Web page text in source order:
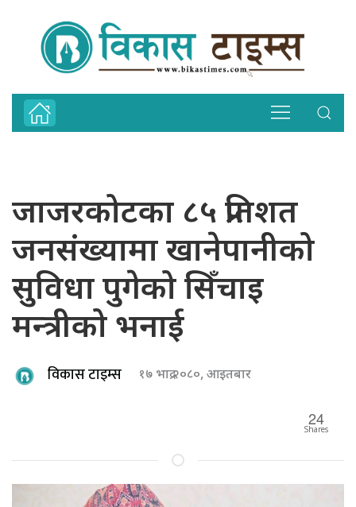
जाजरकोटका ८५ प्रतिशत
जनसंख्यामा खानेपानीको
सुविधा पुगेको सिँचाइ
मन्त्रीको भनाई
विकास टाइम्स १७ भाद्र २०८०, आइतबार
24
Shares